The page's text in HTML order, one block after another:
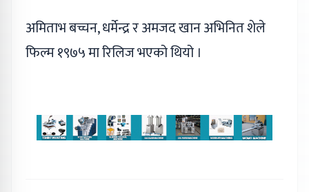
अमिताभ बच्चन, धर्मेन्द्र र अमजद खान अभिनित शेले
फिल्म १९७५ मा रिलिज भएको थियो ।